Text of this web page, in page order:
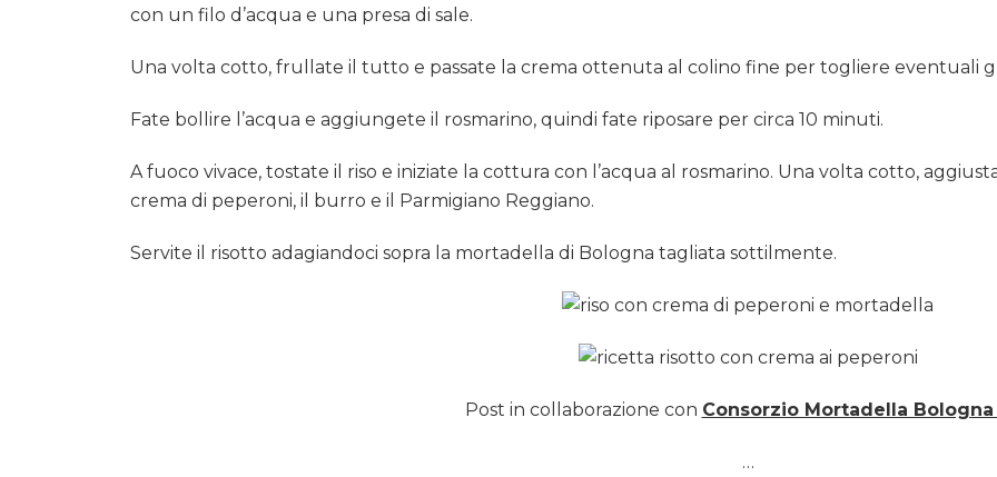
con un filo d’acqua e una presa di sale.
Una volta cotto, frullate il tutto e passate la crema ottenuta al colino fine per togliere eventuali
Fate bollire l’acqua e aggiungete il rosmarino, quindi fate riposare per circa 10 minuti.
A fuoco vivace, tostate il riso e iniziate la cottura con l’acqua al rosmarino. Una volta cotto,
crema di peperoni, il burro e il Parmigiano Reggiano.
Servite il risotto adagiandoci sopra la mortadella di Bologna tagliata sottilmente.
Post in collaborazione con Consorzio Mortadella Bologna
…